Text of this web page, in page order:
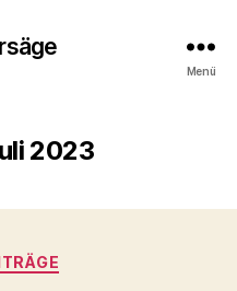
Menü
2023